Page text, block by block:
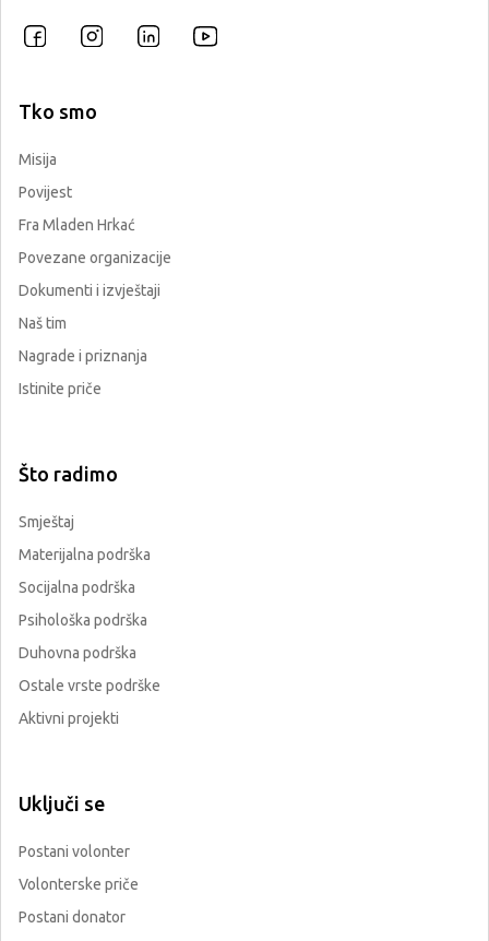
Tko smo
Misija
Povijest
Fra Mladen Hrkać
Povezane organizacije
Dokumenti i izvještaji
Naš tim
Nagrade i priznanja
Istinite priče
Što radimo
Smještaj
Materijalna podrška
Socijalna podrška
Psihološka podrška
Duhovna podrška
Ostale vrste podrške
Aktivni projekti
Uključi se
Postani volonter
Volonterske priče
Postani donator